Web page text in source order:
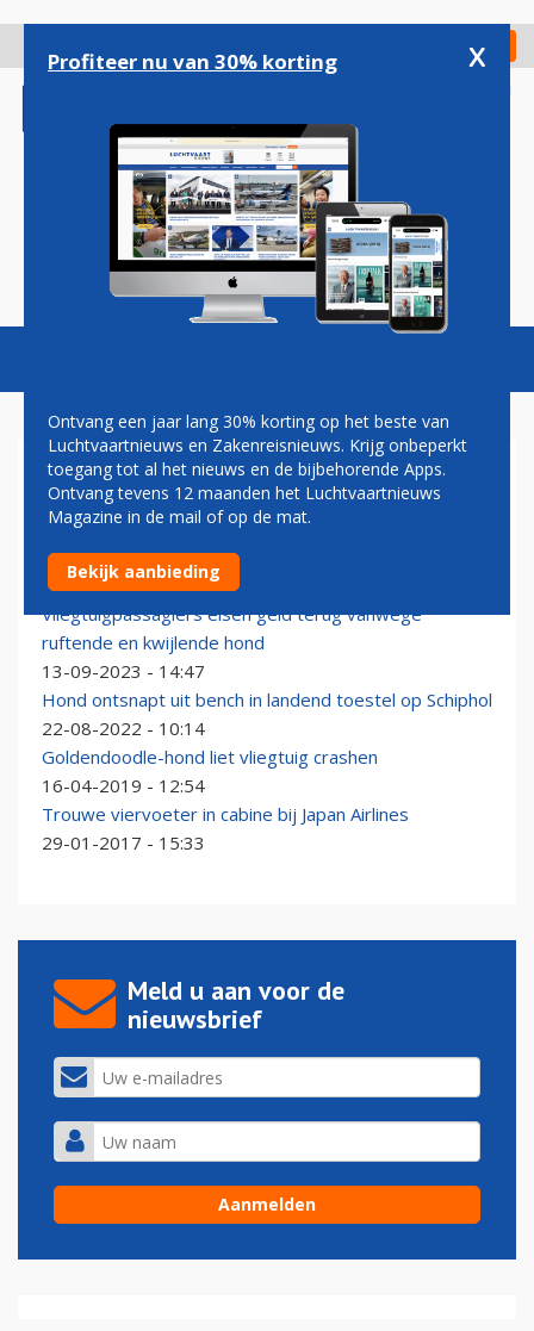
gaan
Check in
Magazine Podcasts Vacatures
HOND
KLM een van de besten voor reizende viervoeter
15-09-2025 - 09:37
Vliegtuigpassagiers eisen geld terug vanwege
ruftende en kwijlende hond
13-09-2023 - 14:47
Hond ontsnapt uit bench in landend toestel op Schiphol
22-08-2022 - 10:14
Goldendoodle-hond liet vliegtuig crashen
16-04-2019 - 12:54
Trouwe viervoeter in cabine bij Japan Airlines
29-01-2017 - 15:33
Meld u aan voor de
nieuwsbrief
Profiteer nu van 30% korting x
Ontvang een jaar lang 30% korting op het beste van
Luchtvaartnieuws en Zakenreisnieuws. Krijg onbeperkt
toegang tot al het nieuws en de bijbehorende Apps.
Ontvang tevens 12 maanden het Luchtvaartnieuws
Magazine in de mail of op de mat.
Bekijk aanbieding